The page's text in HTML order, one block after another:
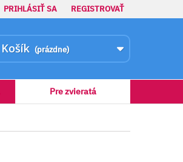
PRIHLÁSIŤ SA REGISTROVAŤ
Košík (prázdne)
Pre zvieratá